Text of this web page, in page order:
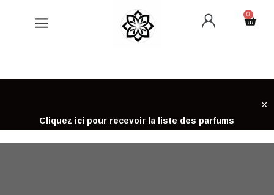
0
Cart
Cliquez ici pour recevoir la liste des parfums
×